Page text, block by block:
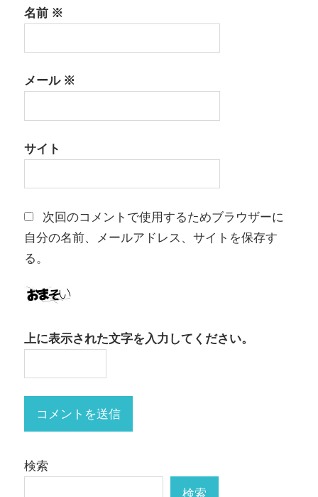
名前 ※
メール※
サイト
次回のコメントで使用するためブラウザーに
自分の名前、メールアドレス、サイトを保存す
る。
上に表示された文字を入力してください。
検索